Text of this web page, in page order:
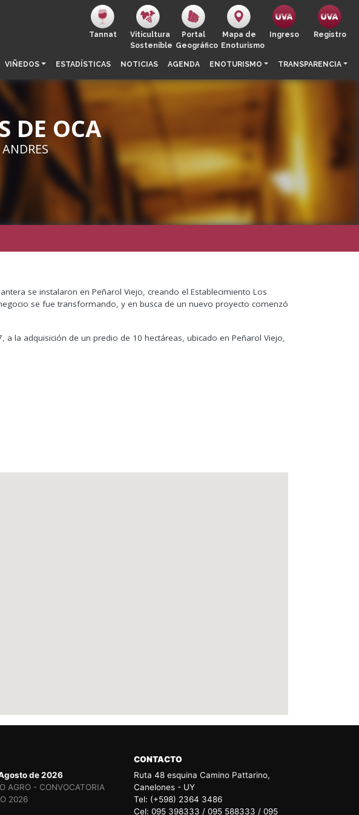
Tannat
Viticultura
Sostenible
Portal
Geográfico
Mapa de
Enoturismo
Ingreso Registro
VIÑEDOS ESTADÍSTICAS NOTICIAS AGENDA ENOTURISMO TRANSPARENCIA
DE OCA
se instalaron en Peñarol Viejo, creando el Establecimiento Los
se fue transformando, y en busca de un nuevo proyecto comenzó
la adquisición de un predio de 10 hectáreas, ubicado en Peñarol Viejo,
de 2026
AGRO - CONVOCATORIA
2026
CONTACTO
Ruta 48 esquina Camino Pattarino,
Canelones - UY
Tel: (+598) 2364 3486
Cel: 095 398333 / 095 588333 / 095